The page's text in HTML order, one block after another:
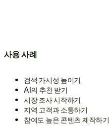
사용 사례
검색 가시성 높이기
AI의 추천 받기
시장 조사 시작하기
지역 고객과 소통하기
참여도 높은 콘텐츠 제작하기